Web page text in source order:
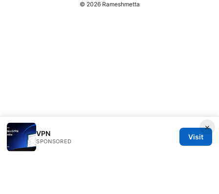
×
VPN
SPONSORED
Visit
© 2026 Rameshmetta